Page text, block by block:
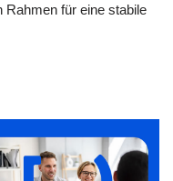
für eine stabile